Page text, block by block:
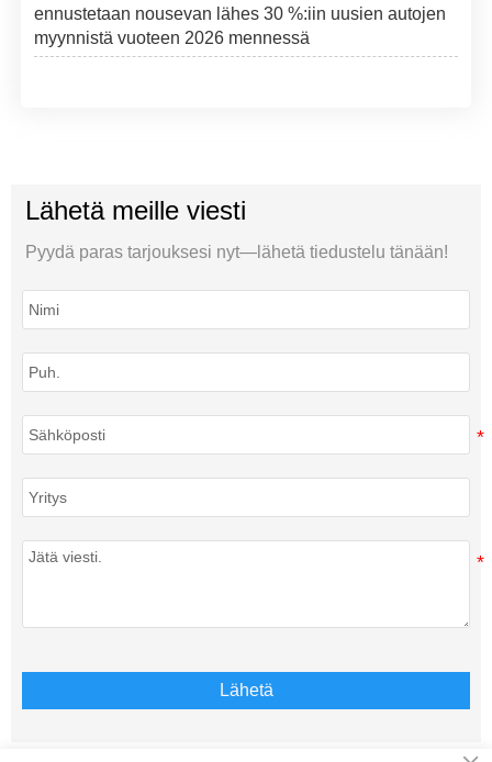
ennustetaan nousevan lähes 30 %:iin uusien autojen
myynnistä vuoteen 2026 mennessä
Lähetä meille viesti
Pyydä paras tarjouksesi nyt—lähetä tiedustelu tänään!
Lähetä